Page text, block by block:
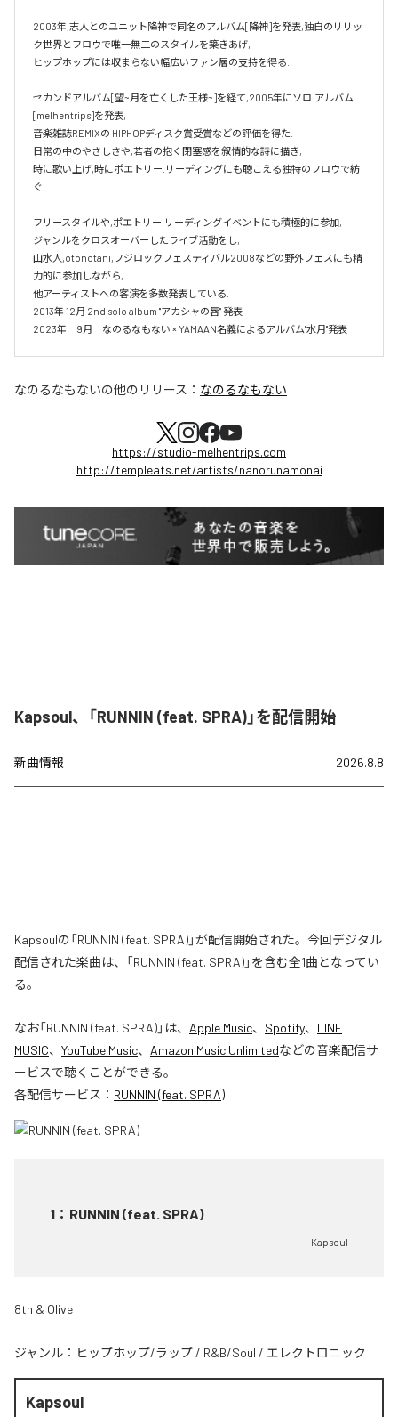
2003年,志人とのユニット降神で同名のアルバム[降神]を発表,独自のリリッ
ク世界とフロウで唯一無二のスタイルを築きあげ,
ヒップホップには収まらない幅広いファン層の支持を得る.
セカンドアルバム[望~月を亡くした王様~]を経て,2005年にソロ.アルバム
[melhentrips]を発表,
音楽雑誌REMIXの HIPHOPディスク賞受賞などの評価を得た.
日常の中のやさしさや,若者の抱く閉塞感を叙情的な詩に描き,
時に歌い上げ,時にポエトリー.リーディングにも聴こえる独特のフロウで紡
ぐ.
フリースタイルや,ポエトリー.リーディングイベントにも積極的に参加,
ジャンルをクロスオーバーしたライブ活動をし,
山水人,otonotani,フジロックフェスティバル2008などの野外フェスにも精
力的に参加しながら,
他アーティストへの客演を多数発表している.
2013年 12月 2nd solo album "アカシャの唇" 発表
2023年　9月　なのるなもない × YAMAAN名義によるアルバム"水月"発表
なのるなもないの他のリリース： なのるなもない
https://studio-melhentrips.com
http://templeats.net/artists/nanorunamonai
Kapsoul、「RUNNIN (feat. SPRA)」を配信開始
新曲情報 2026.8.8
Kapsoulの「RUNNIN (feat. SPRA)」が配信開始された。今回デジタル
配信された楽曲は、「RUNNIN (feat. SPRA)」を含む全1曲となってい
る。
なお「RUNNIN (feat. SPRA)」は、 Apple Music、 Spotify、 LINE
MUSIC、 YouTube Music、 Amazon Music Unlimitedなどの音楽配信サ
ービスで聴くことができる。
各配信サービス： RUNNIN (feat. SPRA)
1 ： RUNNIN (feat. SPRA)
Kapsoul
8th & Olive
ジャンル： ヒップホップ/ラップ / R&B/Soul / エレクトロニック
Kapsoul